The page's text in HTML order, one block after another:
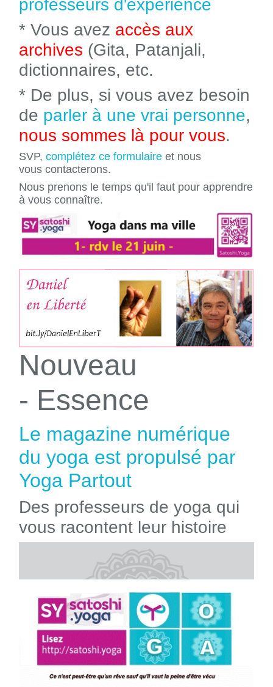
professeurs d'expérience
* Vous avez accès aux
archives (Gita, Patanjali,
dictionnaires, etc.
* De plus, si vous avez besoin
de parler à une vrai personne,
nous sommes là pour vous.
SVP, complétez ce formulaire et nous
vous contacterons.
Nous prenons le temps qu'il faut pour apprendre
à vous connaître.
Nouveau
- Essence
Le magazine numérique
du yoga est propulsé par
Yoga Partout
Des professeurs de yoga qui
vous racontent leur histoire